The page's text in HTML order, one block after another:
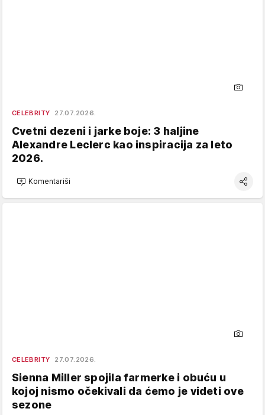
CELEBRITY 27.07.2026.
Cvetni dezeni i jarke boje: 3 haljine
Alexandre Leclerc kao inspiracija za leto
2026.
Komentariši
CELEBRITY 27.07.2026.
Sienna Miller spojila farmerke i obuću u
kojoj nismo očekivali da ćemo je videti ove
sezone